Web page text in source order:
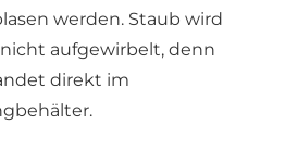
werden. Staub wird
aufgewirbelt, denn
direkt im